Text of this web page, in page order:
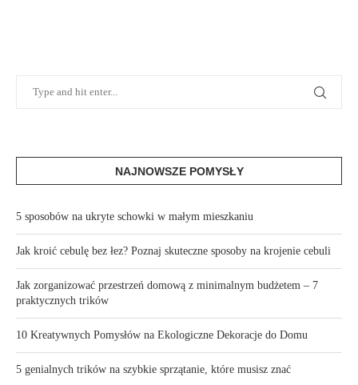
NAJNOWSZE POMYSŁY
5 sposobów na ukryte schowki w małym mieszkaniu
Jak kroić cebulę bez łez? Poznaj skuteczne sposoby na krojenie cebuli
Jak zorganizować przestrzeń domową z minimalnym budżetem – 7
praktycznych trików
10 Kreatywnych Pomysłów na Ekologiczne Dekoracje do Domu
5 genialnych trików na szybkie sprzątanie, które musisz znać